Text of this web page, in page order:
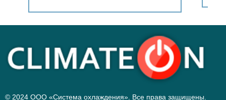
© 2024 ООО «Система охлаждения». Все права защищены.